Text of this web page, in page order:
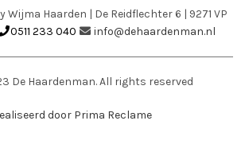
Wijma Haarden | De Reidflechter 6 | 9271 VP
0511 233 040 info@dehaardenman.nl
De Haardenman. All rights reserved
door Prima Reclame